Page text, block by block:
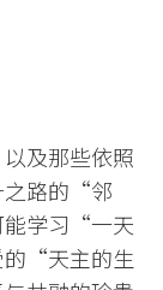
及那些依照
之路的“邻
能学习“一天
的“天主的生